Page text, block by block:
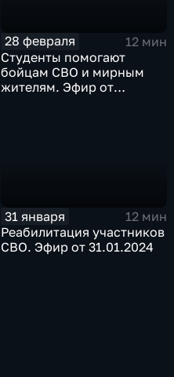
28 февраля
12 мин
Студенты помогают
бойцам СВО и мирным
жителям. Эфир от
31 января
12 мин
Реабилитация участников
СВО. Эфир от 31.01.2024